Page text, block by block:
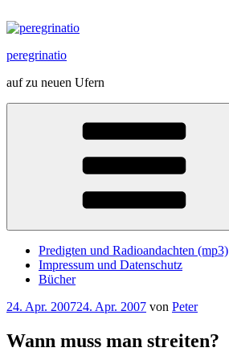
Inhalt
peregrinatio
auf zu neuen Ufern
Predigten und Radioandachten (mp3)
Impressum und Datenschutz
Bücher
Veröffentlicht
24. Apr. 200724. Apr. 2007 von Peter
Wann muss man streiten?